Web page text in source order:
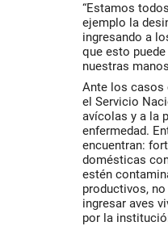
“Estamos
ejemplo la
ingresando a
que esto
nuestras
Ante los casos
el Servicio
avícolas y a la
enfermedad.
encuentran:
domésticas
estén
productivos,
ingresar aves
por la